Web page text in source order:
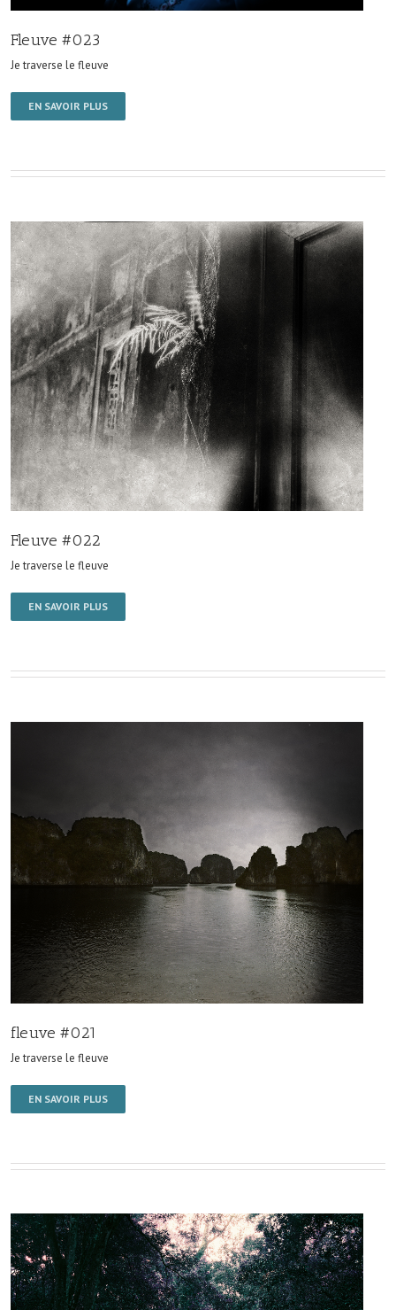
Fleuve #023
Je traverse le fleuve
EN SAVOIR PLUS
Fleuve #022
Je traverse le fleuve
EN SAVOIR PLUS
fleuve #021
Je traverse le fleuve
EN SAVOIR PLUS